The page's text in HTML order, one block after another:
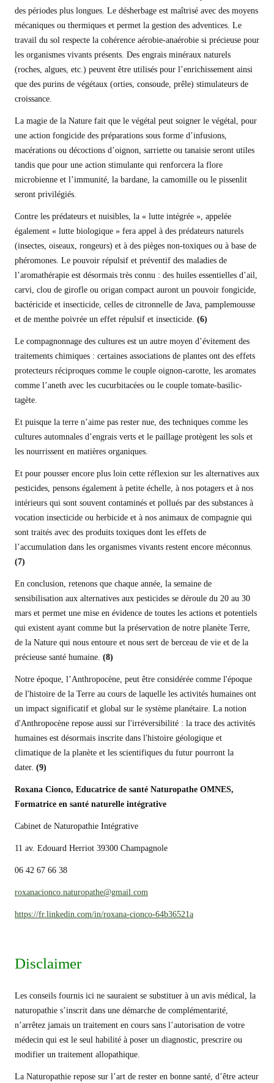
des périodes plus longues. Le désherbage est maîtrisé avec des moyens
mécaniques ou thermiques et permet la gestion des adventices. Le
travail du sol respecte la cohérence aérobie-anaérobie si précieuse pour
les organismes vivants présents. Des engrais minéraux naturels
(roches, algues, etc.) peuvent être utilisés pour l’enrichissement ainsi
que des purins de végétaux (orties, consoude, prêle) stimulateurs de
croissance.
La magie de la Nature fait que le végétal peut soigner le végétal, pour
une action fongicide des préparations sous forme d’infusions,
macérations ou décoctions d’oignon, sarriette ou tanaisie seront utiles
tandis que pour une action stimulante qui renforcera la flore
microbienne et l’immunité, la bardane, la camomille ou le pissenlit
seront privilégiés.
Contre les prédateurs et nuisibles, la « lutte intégrée », appelée
également « lutte biologique » fera appel à des prédateurs naturels
(insectes, oiseaux, rongeurs) et à des pièges non-toxiques ou à base de
phéromones. Le pouvoir répulsif et préventif des maladies de
l’aromathérapie est désormais très connu : des huiles essentielles d’ail,
carvi, clou de girofle ou origan compact auront un pouvoir fongicide,
bactéricide et insecticide, celles de citronnelle de Java, pamplemousse
et de menthe poivrée un effet répulsif et insecticide. (6)
Le compagnonnage des cultures est un autre moyen d’évitement des
traitements chimiques : certaines associations de plantes ont des effets
protecteurs réciproques comme le couple oignon-carotte, les aromates
comme l’aneth avec les cucurbitacées ou le couple tomate-basilic-
tagète.
Et puisque la terre n’aime pas rester nue, des techniques comme les
cultures automnales d’engrais verts et le paillage protègent les sols et
les nourrissent en matières organiques.
Et pour pousser encore plus loin cette réflexion sur les alternatives aux
pesticides, pensons également à petite échelle, à nos potagers et à nos
intérieurs qui sont souvent contaminés et pollués par des substances à
vocation insecticide ou herbicide et à nos animaux de compagnie qui
sont traités avec des produits toxiques dont les effets de
l’accumulation dans les organismes vivants restent encore méconnus.
(7)
En conclusion, retenons que chaque année, la semaine de
sensibilisation aux alternatives aux pesticides se déroule du 20 au 30
mars et permet une mise en évidence de toutes les actions et potentiels
qui existent ayant comme but la préservation de notre planète Terre,
de la Nature qui nous entoure et nous sert de berceau de vie et de la
précieuse santé humaine. (8)
Notre époque, l’Anthropocène, peut être considérée comme l'époque
de l'histoire de la Terre au cours de laquelle les activités humaines ont
un impact significatif et global sur le système planétaire. La notion
d'Anthropocène repose aussi sur l'irréversibilité : la trace des activités
humaines est désormais inscrite dans l'histoire géologique et
climatique de la planète et les scientifiques du futur pourront la
dater. (9)
Roxana Cionco, Educatrice de santé Naturopathe OMNES,
Formatrice en santé naturelle intégrative
Cabinet de Naturopathie Intégrative
11 av. Edouard Herriot 39300 Champagnole
06 42 67 66 38
roxanacionco.naturopathe@gmail.com
https://fr.linkedin.com/in/roxana-cionco-64b36521a
Disclaimer
Les conseils fournis ici ne sauraient se substituer à un avis médical, la
naturopathie s’inscrit dans une démarche de complémentarité,
n’arrêtez jamais un traitement en cours sans l’autorisation de votre
médecin qui est le seul habilité à poser un diagnostic, prescrire ou
modifier un traitement allopathique.
La Naturopathie repose sur l’art de rester en bonne santé, d’être acteur